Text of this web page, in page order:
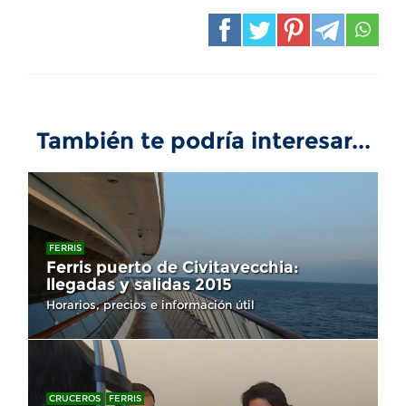
También te podría interesar...
FERRIS
Ferris puerto de Civitavecchia:
llegadas y salidas 2015
Horarios, precios e información útil
CRUCEROS FERRIS